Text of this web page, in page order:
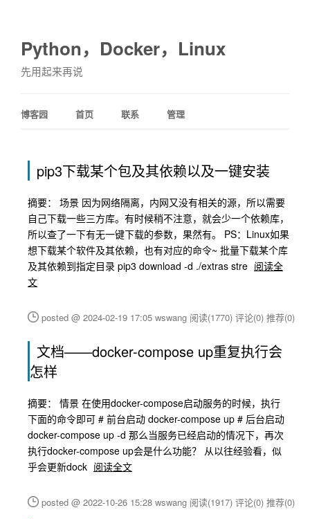
Python，Docker，Linux
先用起来再说
博客园 首页 联系 管理
pip3下载某个包及其依赖以及一键安装
摘要： 场景 因为网络隔离，内网又没有相关的源，所以需要
自己下载一些三方库。有时候稍不注意，就会少一个依赖库，
所以查了一下有无一键下载的参数，果然有。 PS：Linux如果
想下载某个软件及其依赖，也有对应的命令~ 批量下载某个库
及其依赖到指定目录 pip3 download -d ./extras stre 阅读全
文
posted @ 2024-02-19 17:05 wswang 阅读(1770) 评论(0) 推荐(0)
文档——docker-compose up重复执行会
怎样
摘要： 情景 在使用docker-compose启动服务的时候，执行
下面的命令即可 # 前台启动 docker-compose up # 后台启动
docker-compose up -d 那么当服务已经启动的情况下，再次
执行docker-compose up会是什么功能？ 从以往经验看，似
乎会更新dock 阅读全文
posted @ 2022-10-26 15:28 wswang 阅读(1917) 评论(0) 推荐(0)